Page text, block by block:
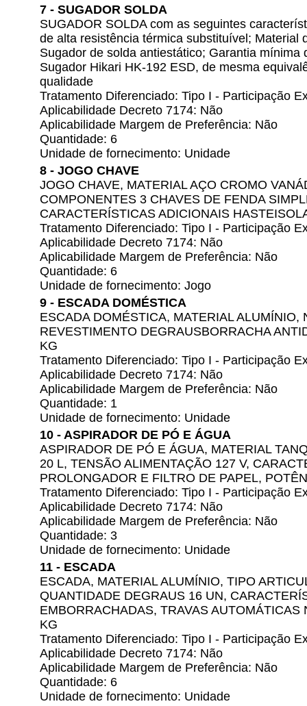
7 - SUGADOR SOLDA
SUGADOR SOLDA com as seguintes
de alta resistência térmica substituível; Material
Sugador de solda antiestático; Garantia mínima
Sugador Hikari HK-192 ESD, de mesma
qualidade
Tratamento Diferenciado: Tipo I - Participação
Aplicabilidade Decreto 7174: Não
Aplicabilidade Margem de Preferência: Não
Quantidade: 6
Unidade de fornecimento: Unidade
8 - JOGO CHAVE
JOGO CHAVE, MATERIAL AÇO CROMO
COMPONENTES 3 CHAVES DE FENDA
CARACTERÍSTICAS ADICIONAIS
Tratamento Diferenciado: Tipo I - Participação
Aplicabilidade Decreto 7174: Não
Aplicabilidade Margem de Preferência: Não
Quantidade: 6
Unidade de fornecimento: Jogo
9 - ESCADA DOMÉSTICA
ESCADA DOMÉSTICA, MATERIAL ALUMÍNIO,
REVESTIMENTO DEGRAUSBORRACHA
KG
Tratamento Diferenciado: Tipo I - Participação
Aplicabilidade Decreto 7174: Não
Aplicabilidade Margem de Preferência: Não
Quantidade: 1
Unidade de fornecimento: Unidade
10 - ASPIRADOR DE PÓ E ÁGUA
ASPIRADOR DE PÓ E ÁGUA, MATERIAL
20 L, TENSÃO ALIMENTAÇÃO 127 V,
PROLONGADOR E FILTRO DE PAPEL,
Tratamento Diferenciado: Tipo I - Participação
Aplicabilidade Decreto 7174: Não
Aplicabilidade Margem de Preferência: Não
Quantidade: 3
Unidade de fornecimento: Unidade
11 - ESCADA
ESCADA, MATERIAL ALUMÍNIO, TIPO
QUANTIDADE DEGRAUS 16 UN,
EMBORRACHADAS, TRAVAS AUTOMÁTICAS
KG
Tratamento Diferenciado: Tipo I - Participação
Aplicabilidade Decreto 7174: Não
Aplicabilidade Margem de Preferência: Não
Quantidade: 6
Unidade de fornecimento: Unidade